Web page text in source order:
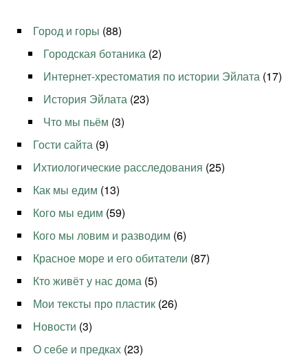
Город и горы (88)
Городская ботаника (2)
Интернет-хрестоматия по истории Эйлата (17)
История Эйлата (23)
Что мы пьём (3)
Гости сайта (9)
Ихтиологические расследования (25)
Как мы едим (13)
Кого мы едим (59)
Кого мы ловим и разводим (6)
Красное море и его обитатели (87)
Кто живёт у нас дома (5)
Мои тексты про пластик (26)
Новости (3)
О себе и предках (23)